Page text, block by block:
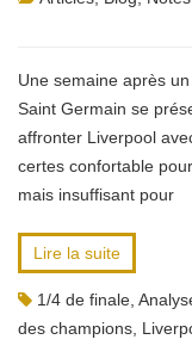
Une semaine après
Saint Germain se
affronter Liverpool
certes confortable
mais insuffisant pour
Lire la suite
1/4 de finale
des champions